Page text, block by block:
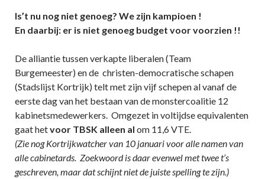
Is’t nu nog niet genoeg? We zijn kampioen !
En daarbij: er is niet genoeg budget voor voorzien !!
De alliantie tussen verkapte liberalen (Team
Burgemeester) en de christen-democratische schapen
(Stadslijst Kortrijk) telt met zijn vijf schepen al vanaf de
eerste dag van het bestaan van de monstercoalitie 12
kabinetsmedewerkers. Omgezet in voltijdse equivalenten
gaat hetvoor TBSK alleen al om 11,6 VTE.
(Zie nog Kortrijkwatcher van 10 januari voor alle namen van
alle cabinetards. Zoekwoord is daar evenwel met twee t’s
geschreven, maar dat schijnt niet de juiste spelling te zijn.)